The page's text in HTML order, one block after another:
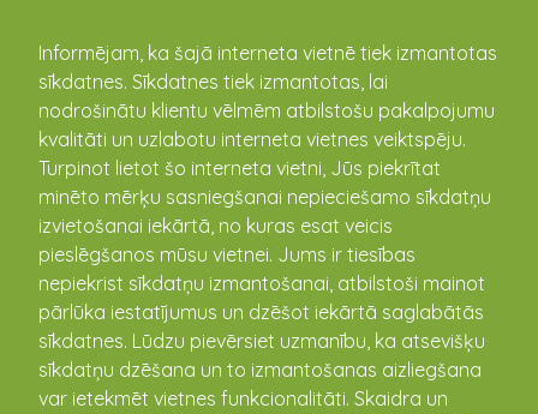
Informējam, ka šajā interneta vietnē tiek izmantotas
sīkdatnes. Sīkdatnes tiek izmantotas, lai
nodrošinātu klientu vēlmēm atbilstošu pakalpojumu
kvalitāti un uzlabotu interneta vietnes veiktspēju.
Turpinot lietot šo interneta vietni, Jūs piekrītat
minēto mērķu sasniegšanai nepieciešamo sīkdatņu
izvietošanai iekārtā, no kuras esat veicis
pieslēgšanos mūsu vietnei. Jums ir tiesības
nepiekrist sīkdatņu izmantošanai, atbilstoši mainot
pārlūka iestatījumus un dzēšot iekārtā saglabātās
sīkdatnes. Lūdzu pievērsiet uzmanību, ka atsevišķu
sīkdatņu dzēšana un to izmantošanas aizliegšana
var ietekmēt vietnes funkcionalitāti. Skaidra un
kandava.lv
PASĀKUMU
KALENDĀRS